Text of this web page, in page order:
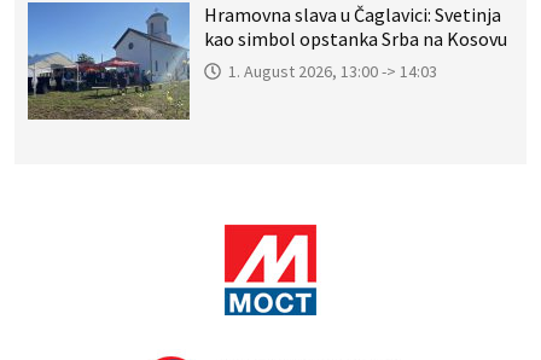
Hramovna slava u Čaglavici: Svetinja
kao simbol opstanka Srba na Kosovu
1. August 2026, 13:00 -> 14:03